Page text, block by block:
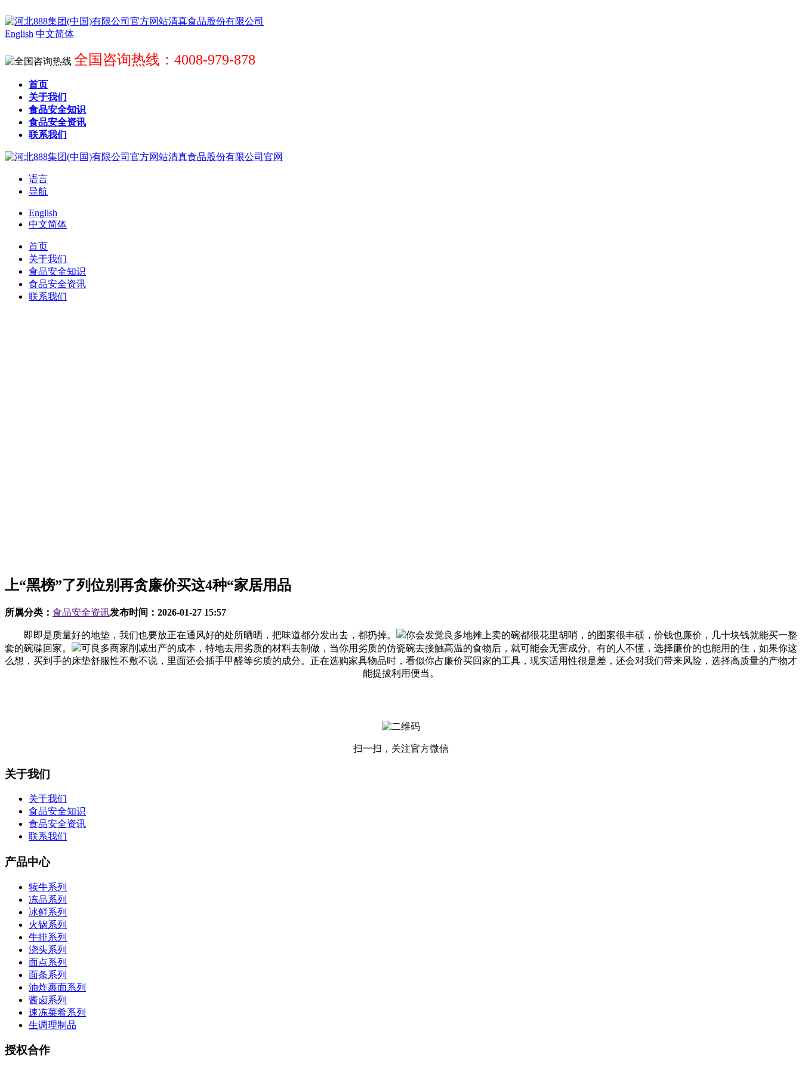
English 中文简体
全国咨询热线：4008-979-878
首页
关于我们
食品安全知识
食品安全资讯
联系我们
语言
导航
English
中文简体
首页
关于我们
食品安全知识
食品安全资讯
联系我们
上“黑榜”了列位别再贪廉价买这4种“家居用品
所属分类： 食品安全资讯发布时间： 2026-01-27 15:57
即即是质量好的地垫，我们也要放正在通风好的处所晒晒，把味道都分发出去，都扔掉。
你会发觉良多地摊上卖的碗都很花里胡哨，的图案很丰硕，价钱也廉价，几十块钱就能买一整
套的碗碟回家。
可良多商家削减出产的成本，特地去用劣质的材料去制做，当你用劣质的仿瓷碗去接触高温的食物后，就可能会无害成分。有的人不懂，选择廉价的也能用的住，如果你这
么想，买到手的床垫舒服性不敷不说，里面还会插手甲醛等劣质的成分。正在选购家具物品时，看似你占廉价买回家的工具，现实适用性很是差，还会对我们带来风险，选择高质量的产物才
能提拔利用便当。
扫一扫，关注官方微信
关于我们
关于我们
食品安全知识
食品安全资讯
联系我们
产品中心
犊牛系列
冻品系列
冰鲜系列
火锅系列
牛排系列
浇头系列
面点系列
面条系列
油炸裹面系列
酱卤系列
速冻菜肴系列
生调理制品
授权合作